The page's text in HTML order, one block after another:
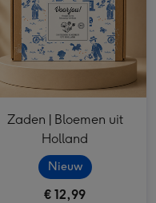
Zaden | Bloemen uit
Holland
Nieuw
€ 12,99